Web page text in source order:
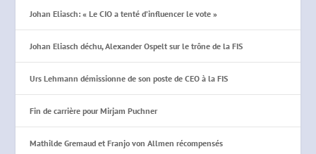
Johan Eliasch: « Le CIO a tenté d’influencer le vote »
Johan Eliasch déchu, Alexander Ospelt sur le trône de la FIS
Urs Lehmann démissionne de son poste de CEO à la FIS
Fin de carrière pour Mirjam Puchner
Mathilde Gremaud et Franjo von Allmen récompensés